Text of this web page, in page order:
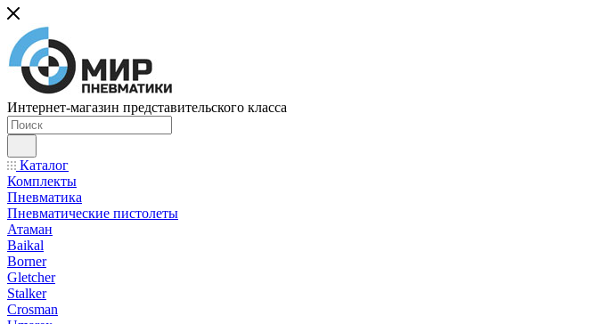
Интернет-магазин представительского класса
Каталог
Комплекты
Пневматика
Пневматические пистолеты
Атаман
Baikal
Borner
Gletcher
Stalker
Crosman